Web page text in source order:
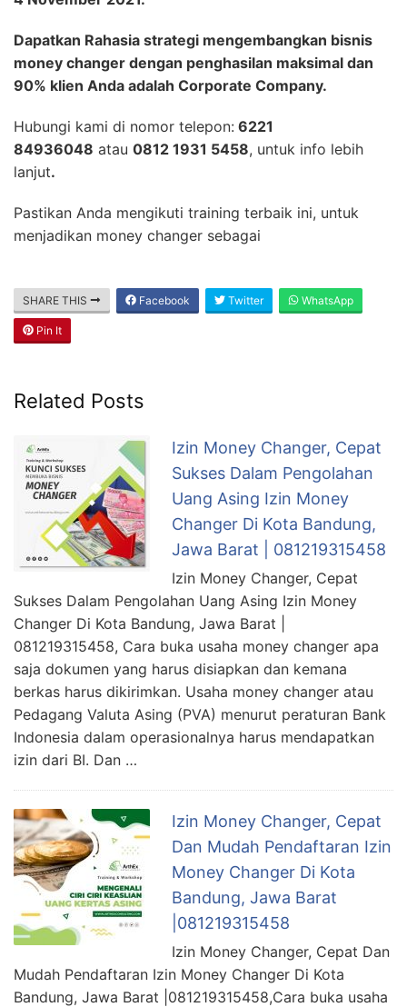
Dapatkan Rahasia strategi mengembangkan bisnis
money changer dengan penghasilan maksimal dan
90% klien Anda adalah Corporate Company.
Hubungi kami di nomor telepon: 6221
84936048 atau 0812 1931 5458, untuk info lebih
lanjut.
Pastikan Anda mengikuti training terbaik ini, untuk
menjadikan money changer sebagai
SHARE THIS Facebook Twitter WhatsApp
Pin It
Related Posts
Izin Money Changer, Cepat
Sukses Dalam Pengolahan
Uang Asing Izin Money
Changer Di Kota Bandung,
Jawa Barat | 081219315458
Izin Money Changer, Cepat
Sukses Dalam Pengolahan Uang Asing Izin Money
Changer Di Kota Bandung, Jawa Barat |
081219315458, Cara buka usaha money changer apa
saja dokumen yang harus disiapkan dan kemana
berkas harus dikirimkan. Usaha money changer atau
Pedagang Valuta Asing (PVA) menurut peraturan Bank
Indonesia dalam operasionalnya harus mendapatkan
izin dari BI. Dan …
Izin Money Changer, Cepat
Dan Mudah Pendaftaran Izin
Money Changer Di Kota
Bandung, Jawa Barat
|081219315458
Izin Money Changer, Cepat Dan
Mudah Pendaftaran Izin Money Changer Di Kota
Bandung, Jawa Barat |081219315458,Cara buka usaha